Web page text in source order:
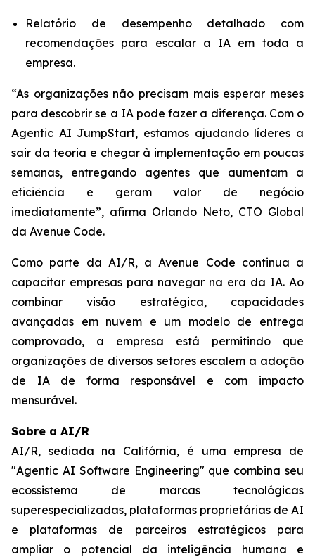
Relatório de desempenho detalhado com
recomendações para escalar a IA em toda a
empresa.
“As organizações não precisam mais esperar meses
para descobrir se a IA pode fazer a diferença. Com o
Agentic AI JumpStart, estamos ajudando líderes a
sair da teoria e chegar à implementação em poucas
semanas, entregando agentes que aumentam a
eficiência e geram valor de negócio
imediatamente”, afirma Orlando Neto, CTO Global
da Avenue Code.
Como parte da AI/R, a Avenue Code continua a
capacitar empresas para navegar na era da IA. Ao
combinar visão estratégica, capacidades
avançadas em nuvem e um modelo de entrega
comprovado, a empresa está permitindo que
organizações de diversos setores escalem a adoção
de IA de forma responsável e com impacto
mensurável.
Sobre a AI/R
AI/R, sediada na Califórnia, é uma empresa de
"Agentic AI Software Engineering" que combina seu
ecossistema de marcas tecnológicas
superespecializadas, plataformas proprietárias de AI
e plataformas de parceiros estratégicos para
ampliar o potencial da inteligência humana e